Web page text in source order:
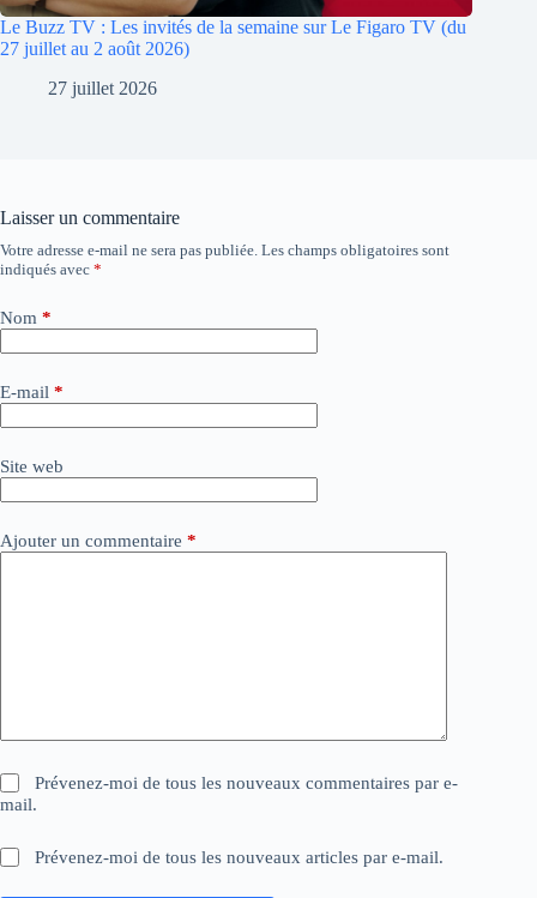
Le Buzz TV : Les invités de la semaine sur Le Figaro TV (du
27 juillet au 2 août 2026)
27 juillet 2026
Laisser un commentaire
Votre adresse e-mail ne sera pas publiée. Les champs obligatoires sont
indiqués avec *
Nom *
E-mail *
Site web
Ajouter un commentaire *
Prévenez-moi de tous les nouveaux commentaires par e-
mail.
Prévenez-moi de tous les nouveaux articles par e-mail.
A
l
e
n
t
i
e